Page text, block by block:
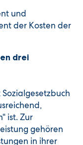
und
der Kosten der
drei
ist. Zur
gehören
in ihrer